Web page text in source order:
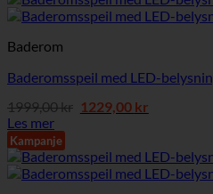
Baderom
Baderomsspeil med LED-
1999,00kr Opprinnelig
pris
1999,00 kr.
1229,00 krNåværende
pris
1229,00 kr.
Les mer
Kampanje